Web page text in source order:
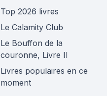
Top 2026 livres
Le Calamity Club
Le Bouffon de la
couronne, Livre II
Livres populaires en ce
moment